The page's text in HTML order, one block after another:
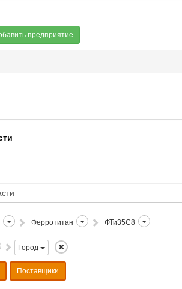
предприятие
Ферротитан ФТи35С8
Город
Поставщики